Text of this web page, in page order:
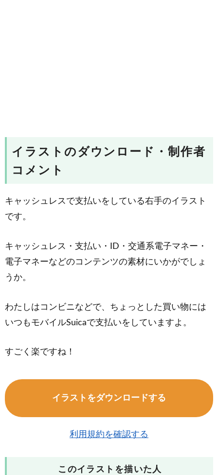
イラストのダウンロード・制作者
コメント
キャッシュレスで支払いをしている右手のイラスト
です。
キャッシュレス・支払い・ID・交通系電子マネー・
電子マネーなどのコンテンツの素材にいかがでしょ
うか。
わたしはコンビニなどで、ちょっとした買い物には
いつもモバイルSuicaで支払いをしていますよ。
すごく楽ですね！
イラストをダウンロードする
利用規約を確認する
このイラストを描いた人